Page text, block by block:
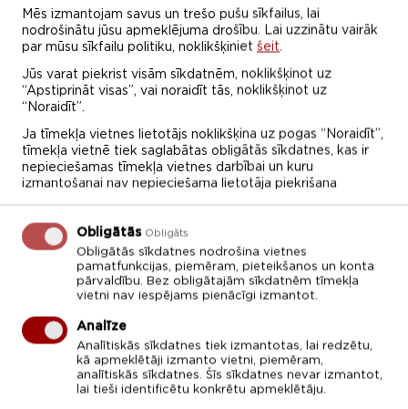
P O T C P S Sv
26 27 28 29 30
2
9 10 13 14 15
16 17 18 19 20 21
23
31 1 2 3 4 5
Diemžēl šajā sadaļā ierakstu nav!
Mēs izmantojam savus un trešo pušu sīkfailus, lai
nodrošinātu jūsu apmeklējuma drošību. Lai uzzinātu vairāk
par mūsu sīkfailu politiku, noklikšķiniet šeit.
Jūs varat piekrist visām sīkdatnēm, noklikšķinot uz
“Apstiprināt visas”, vai noraidīt tās, noklikšķinot uz
“Noraidīt”.
Ja tīmekļa vietnes lietotājs noklikšķina uz pogas “Noraidīt”,
tīmekļa vietnē tiek saglabātas obligātās sīkdatnes, kas ir
nepieciešamas tīmekļa vietnes darbībai un kuru
izmantošanai nav nepieciešama lietotāja piekrišana
Obligātās Obligāts
Obligātās sīkdatnes nodrošina vietnes
pamatfunkcijas, piemēram, pieteikšanos un konta
pārvaldību. Bez obligātajām sīkdatnēm tīmekļa
vietni nav iespējams pienācīgi izmantot.
Analīze
Analītiskās sīkdatnes tiek izmantotas, lai redzētu,
kā apmeklētāji izmanto vietni, piemēram,
analītiskās sīkdatnes. Šīs sīkdatnes nevar izmantot,
lai tieši identificētu konkrētu apmeklētāju.